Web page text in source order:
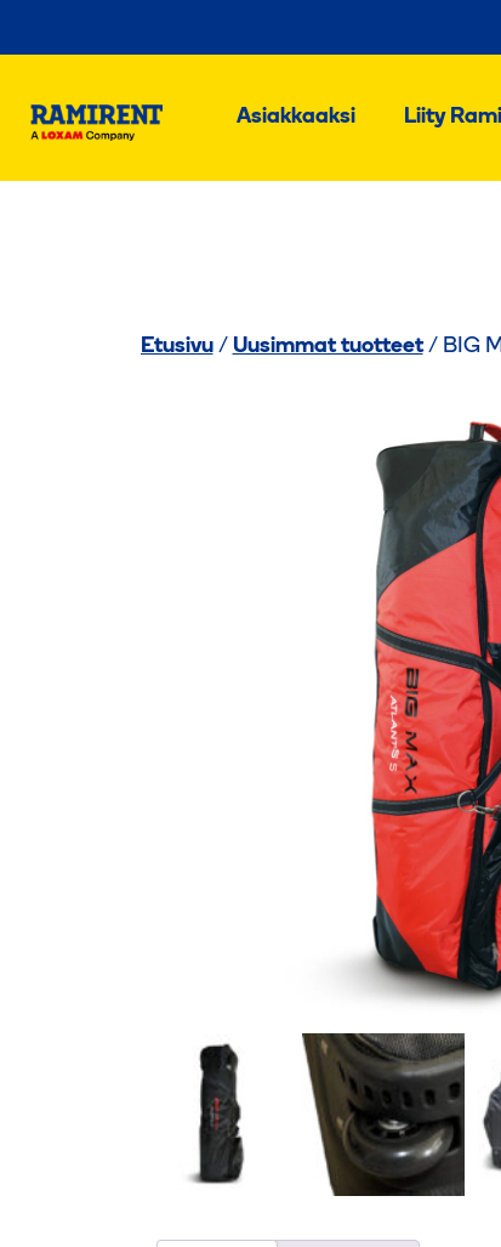
Asiakkaaksi Liity
Etusivu/ Uusimmat tuotteet/ BIG